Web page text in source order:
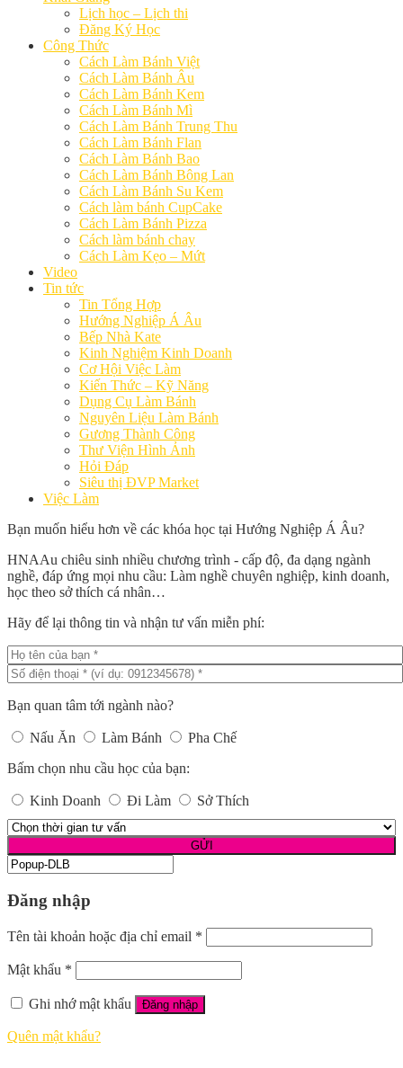
Lịch học – Lịch thi
Đăng Ký Học
Công Thức
Cách Làm Bánh Việt
Cách Làm Bánh Âu
Cách Làm Bánh Kem
Cách Làm Bánh Mì
Cách Làm Bánh Trung Thu
Cách Làm Bánh Flan
Cách Làm Bánh Bao
Cách Làm Bánh Bông Lan
Cách Làm Bánh Su Kem
Cách làm bánh CupCake
Cách Làm Bánh Pizza
Cách làm bánh chay
Cách Làm Kẹo – Mứt
Video
Tin tức
Tin Tổng Hợp
Hướng Nghiệp Á Âu
Bếp Nhà Kate
Kinh Nghiệm Kinh Doanh
Cơ Hội Việc Làm
Kiến Thức – Kỹ Năng
Dụng Cụ Làm Bánh
Nguyên Liệu Làm Bánh
Gương Thành Công
Thư Viện Hình Ảnh
Hỏi Đáp
Siêu thị ĐVP Market
Việc Làm
Bạn muốn hiểu hơn về các khóa học tại Hướng Nghiệp Á Âu?
HNAAu chiêu sinh nhiều chương trình - cấp độ, đa dạng ngành
nghề, đáp ứng mọi nhu cầu: Làm nghề chuyên nghiệp, kinh doanh,
học theo sở thích cá nhân…
Hãy để lại thông tin và nhận tư vấn miễn phí:
Bạn quan tâm tới ngành nào?
Nấu Ăn Làm Bánh
Pha Chế
Bấm chọn nhu cầu học của bạn:
Kinh Doanh Đi Làm Sở Thích
Đăng nhập
Tên tài khoản hoặc địa chỉ email *
Mật khẩu *
Ghi nhớ mật khẩu Đăng nhập
Quên mật khẩu?